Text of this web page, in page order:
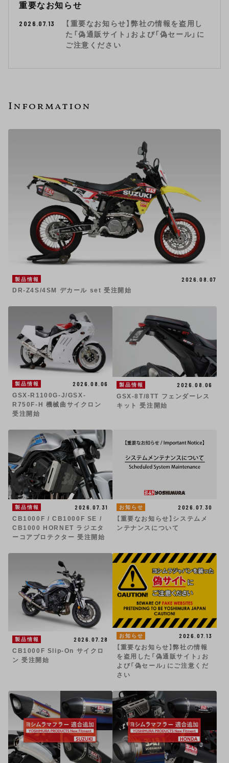
重要なお知らせ
2026.07.13
【重要なお知らせ】弊社の情報を盗用し
た「偽通販サイト」および「偽セール」に
ご注意ください
Information
製品情報
2026.08.07
DR-Z4S/4SM デカール set 受注開始
製品情報
2026.08.06
GSX-R1100G-J/GSX-
R750F-H 機械曲サイクロン
受注開始
製品情報
2026.08.06
GSX-8T/8TT フェンダーレス
キット 受注開始
製品情報
2026.07.31
CB1000F / CB1000F SE /
CB1000 HORNET ラジエタ
ーコアプロテクター 受注開始
お知らせ
2026.07.30
【重要なお知らせ】システムメ
ンテナンスについて
製品情報
2026.07.28
CB1000F Slip-On サイクロ
ン 受注開始
お知らせ
2026.07.13
【重要なお知らせ】弊社の情報
を盗用した「偽通販サイト」お
よび「偽セール」にご注意くだ
さい